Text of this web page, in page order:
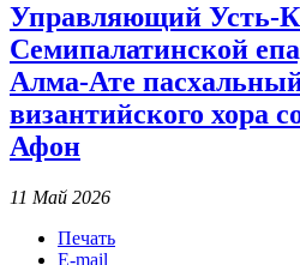
Управляющий Усть-
Семипалатинской
Алма-Ате
византийского хора
Афон
11 Май 2026
Печать
E-mail